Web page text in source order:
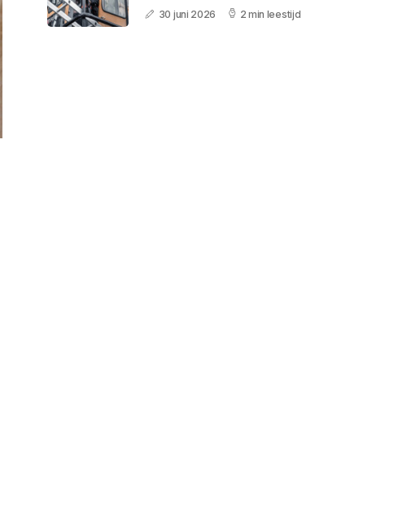
30 juni 2026 2 min leestijd